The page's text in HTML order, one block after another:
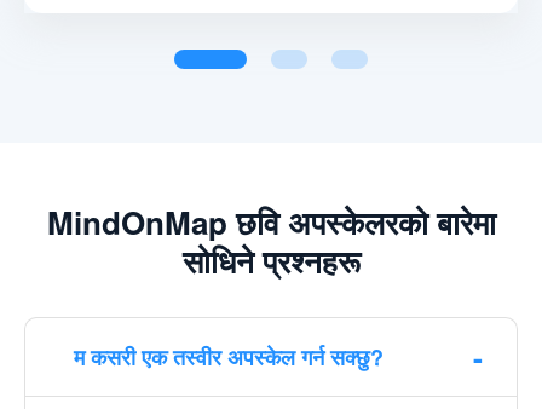
MindOnMap छवि अपस्केलरको बारेमा
सोधिने प्रश्नहरू
म कसरी एक तस्वीर अपस्केल गर्न सक्छु?